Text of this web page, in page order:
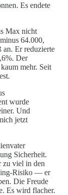
Es endete
Max nicht
64.000,
Er reduzierte
Der
mehr. Seit
wurde
Und
jetzt
Sicherheit.
zu viel in den
Risiko — er
Die Freude
Es wird flacher.